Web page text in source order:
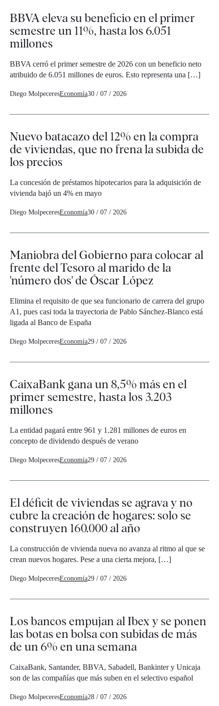
BBVA eleva su beneficio en el primer
semestre un 11%, hasta los 6.051
millones
BBVA cerró el primer semestre de 2026 con un beneficio neto
atribuido de 6.051 millones de euros. Esto representa una […]
Diego MolpeceresEconomía30 / 07 / 2026
Nuevo batacazo del 12% en la compra
de viviendas, que no frena la subida de
los precios
La concesión de préstamos hipotecarios para la adquisición de
vivienda bajó un 4% en mayo
Diego MolpeceresEconomía30 / 07 / 2026
Maniobra del Gobierno para colocar al
frente del Tesoro al marido de la
'número dos' de Óscar López
Elimina el requisito de que sea funcionario de carrera del grupo
A1, pues casi toda la trayectoria de Pablo Sánchez-Blanco está
ligada al Banco de España
Diego MolpeceresEconomía29 / 07 / 2026
CaixaBank gana un 8,5% más en el
primer semestre, hasta los 3.203
millones
La entidad pagará entre 961 y 1.281 millones de euros en
concepto de dividendo después de verano
Diego MolpeceresEconomía29 / 07 / 2026
El déficit de viviendas se agrava y no
cubre la creación de hogares: solo se
construyen 160.000 al año
La construcción de vivienda nueva no avanza al ritmo al que se
crean nuevos hogares. Pese a una cierta mejora, […]
Diego MolpeceresEconomía29 / 07 / 2026
Los bancos empujan al Ibex y se ponen
las botas en bolsa con subidas de más
de un 6% en una semana
CaixaBank, Santander, BBVA, Sabadell, Bankinter y Unicaja
son de las compañías que más suben en el selectivo español
Diego MolpeceresEconomía28 / 07 / 2026